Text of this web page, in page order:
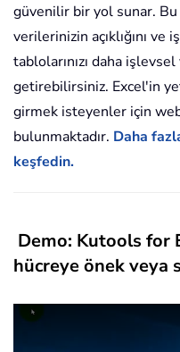
güvenilir bir yol sunar.
verilerinizin açıklığını
tablolarınızı daha
getirebilirsiniz. Excel'in
girmek isteyenler için
bulunmaktadır. Daha
keşfedin.
Demo: Kutools for
hücreye önek veya